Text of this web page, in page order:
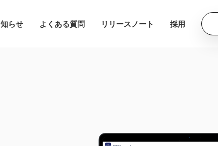
らせ よくある質問 リリースノート 採用